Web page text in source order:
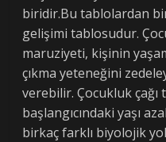
biridir.Bu tablolardan
gelişimi tablosudur.
maruziyeti, kişinin
çıkma yeteneğini
verebilir. Çocukluk çağı
başlangıcındaki yaşı
birkaç farklı biyolojik